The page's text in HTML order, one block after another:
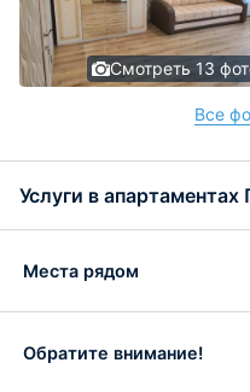
Смотреть 13
Все
Услуги в
Места рядом
Обратите внимание!